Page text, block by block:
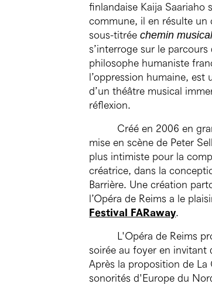
finlandaise Kaija
commune, il en résulte
sous-titréechemin
s’interroge sur le
philosophe humaniste
l’oppression humaine,
d’un théâtre musical
réflexion.
Créé en 2006 en
mise en scène de Peter
plus intimiste pour la
créatrice, dans la
Barrière. Une création
l’Opéra de Reims a le
Festival FARaway.
L'Opéra de Reims
soirée au foyer en invitant
Après la proposition de
sonorités d'Europe du